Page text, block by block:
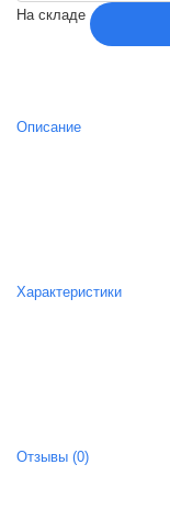
На складе
Описание
Характеристики
Отзывы (0)